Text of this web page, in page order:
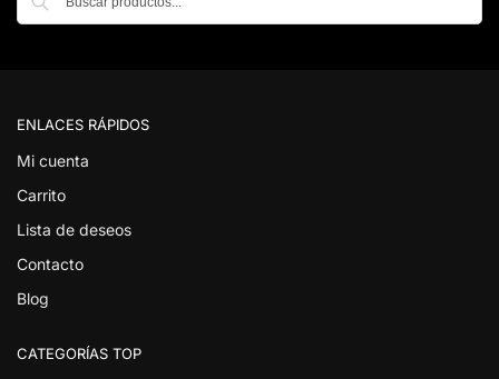
ENLACES RÁPIDOS
Mi cuenta
Carrito
Lista de deseos
Contacto
Blog
CATEGORÍAS TOP